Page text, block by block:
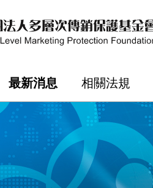
最新消息 相關法規